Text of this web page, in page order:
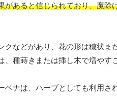
あると信じられており、魔除
などがあり、花の形は穂状ま
種蒔きまたは挿し木で増やす
ナは、ハーブとしても利用さ